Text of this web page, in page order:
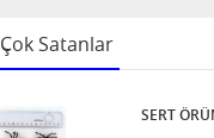
Çok Satanlar
SERT